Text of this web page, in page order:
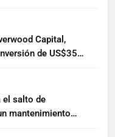
Capital,
de US$35
el salto de
mantenimiento